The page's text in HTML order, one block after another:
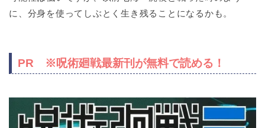
に、分身を使ってしぶとく生き残ることになるかも。
PR ※呪術廻戦最新刊が無料で読める！